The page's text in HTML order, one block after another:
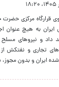
قرارگاه مرکزی حضرت
ایران به هیچ عنوان
داد و نیروهای مسلح
تجاری و نفتکش
ایران و بدون